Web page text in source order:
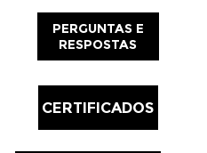
PERGUNTAS E
RESPOSTAS
CERTIFICADOS